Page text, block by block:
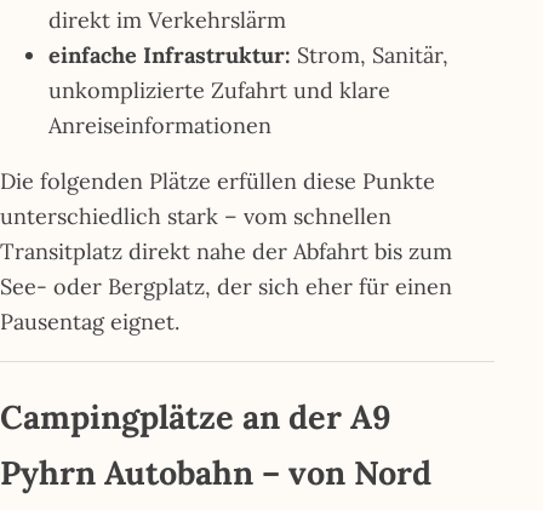
direkt im Verkehrslärm
einfache Infrastruktur: Strom, Sanitär,
unkomplizierte Zufahrt und klare
Anreiseinformationen
Die folgenden Plätze erfüllen diese Punkte
unterschiedlich stark – vom schnellen
Transitplatz direkt nahe der Abfahrt bis zum
See- oder Bergplatz, der sich eher für einen
Pausentag eignet.
Campingplätze an der A9
Pyhrn Autobahn – von Nord